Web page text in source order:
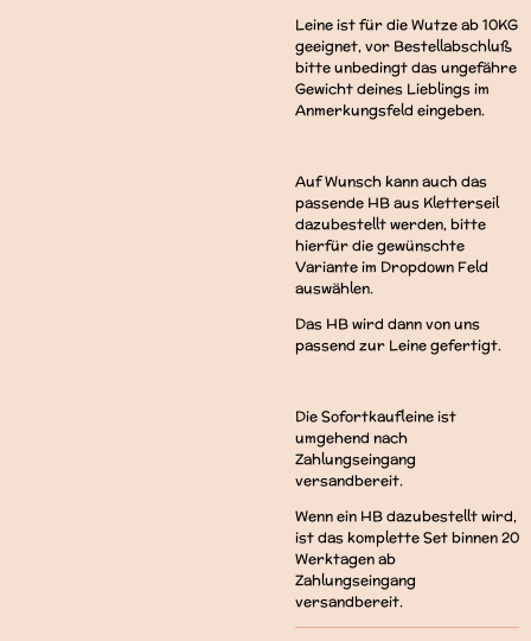
Leine ist für die Wutze ab 10KG
geeignet, vor Bestellabschluß
bitte unbedingt das ungefähre
Gewicht deines Lieblings im
Anmerkungsfeld eingeben.
Auf Wunsch kann auch das
passende HB aus Kletterseil
dazubestellt werden, bitte
hierfür die gewünschte
Variante im Dropdown Feld
auswählen.
Das HB wird dann von uns
passend zur Leine gefertigt.
Die Sofortkaufleine ist
umgehend nach
Zahlungseingang
versandbereit.
Wenn ein HB dazubestellt wird,
ist das komplette Set binnen 20
Werktagen ab
Zahlungseingang
versandbereit.